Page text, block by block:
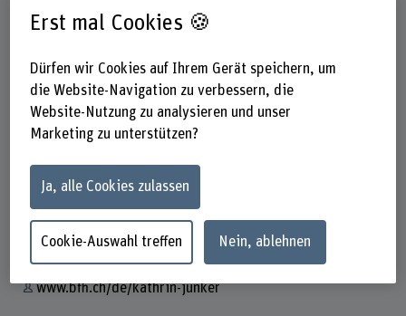
Kathrin Junker
Dozentin
Kontakt
+41 31 848 36 86
E-Mail anzeigen
www.bfh.ch/de/kathrin-junker
Erst mal Cookies 🍪
Dürfen wir Cookies auf Ihrem Gerät speichern, um
die Website-Navigation zu verbessern, die
Website-Nutzung zu analysieren und unser
Marketing zu unterstützen?
Ja, alle Cookies zulassen
Cookie-Auswahl treffen Nein, ablehnen